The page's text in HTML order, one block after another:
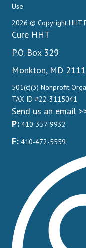
Use
2026 © Copyright HHT
Cure HHT
P.O. Box 329
Monkton, MD
501(c)(3) Nonprofit
TAX ID #22-3115041
Send us an email
P: 410-357-9932
F: 410-472-5559